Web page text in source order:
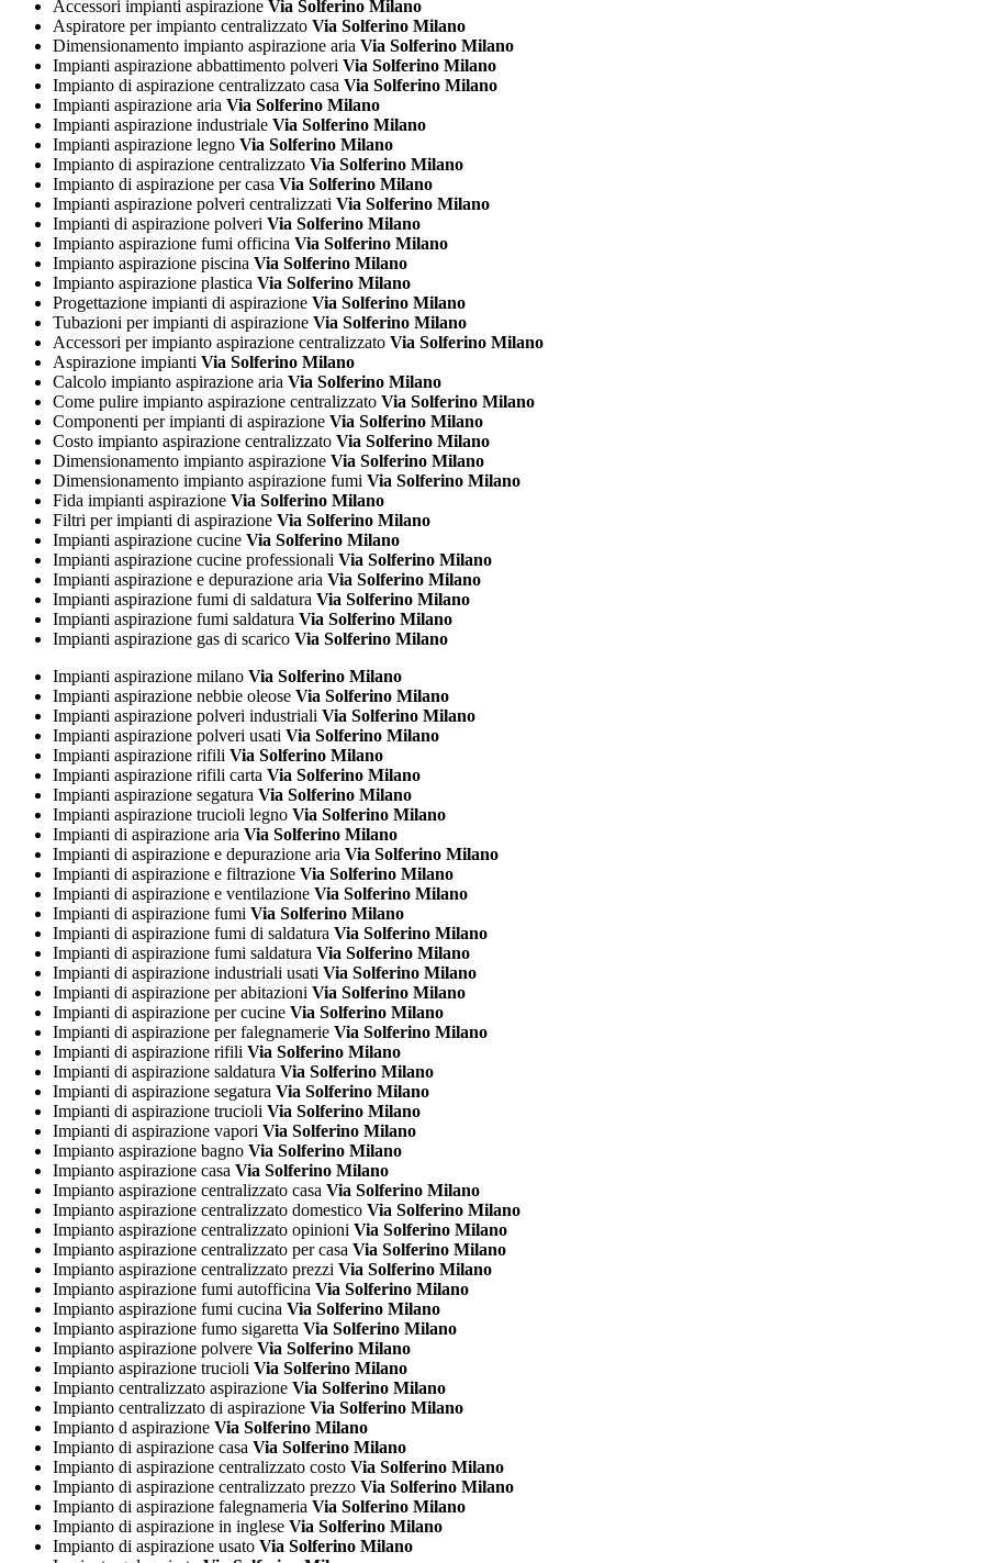
Accessori impianti aspirazione Via Solferino Milano
Aspiratore per impianto centralizzato Via Solferino Milano
Dimensionamento impianto aspirazione aria Via Solferino Milano
Impianti aspirazione abbattimento polveri Via Solferino Milano
Impianto di aspirazione centralizzato casa Via Solferino Milano
Impianti aspirazione aria Via Solferino Milano
Impianti aspirazione industriale Via Solferino Milano
Impianti aspirazione legno Via Solferino Milano
Impianto di aspirazione centralizzato Via Solferino Milano
Impianto di aspirazione per casa Via Solferino Milano
Impianti aspirazione polveri centralizzati Via Solferino Milano
Impianti di aspirazione polveri Via Solferino Milano
Impianto aspirazione fumi officina Via Solferino Milano
Impianto aspirazione piscina Via Solferino Milano
Impianto aspirazione plastica Via Solferino Milano
Progettazione impianti di aspirazione Via Solferino Milano
Tubazioni per impianti di aspirazione Via Solferino Milano
Accessori per impianto aspirazione centralizzato Via Solferino Milano
Aspirazione impianti Via Solferino Milano
Calcolo impianto aspirazione aria Via Solferino Milano
Come pulire impianto aspirazione centralizzato Via Solferino Milano
Componenti per impianti di aspirazione Via Solferino Milano
Costo impianto aspirazione centralizzato Via Solferino Milano
Dimensionamento impianto aspirazione Via Solferino Milano
Dimensionamento impianto aspirazione fumi Via Solferino Milano
Fida impianti aspirazione Via Solferino Milano
Filtri per impianti di aspirazione Via Solferino Milano
Impianti aspirazione cucine Via Solferino Milano
Impianti aspirazione cucine professionali Via Solferino Milano
Impianti aspirazione e depurazione aria Via Solferino Milano
Impianti aspirazione fumi di saldatura Via Solferino Milano
Impianti aspirazione fumi saldatura Via Solferino Milano
Impianti aspirazione gas di scarico Via Solferino Milano
Impianti aspirazione milano Via Solferino Milano
Impianti aspirazione nebbie oleose Via Solferino Milano
Impianti aspirazione polveri industriali Via Solferino Milano
Impianti aspirazione polveri usati Via Solferino Milano
Impianti aspirazione rifili Via Solferino Milano
Impianti aspirazione rifili carta Via Solferino Milano
Impianti aspirazione segatura Via Solferino Milano
Impianti aspirazione trucioli legno Via Solferino Milano
Impianti di aspirazione aria Via Solferino Milano
Impianti di aspirazione e depurazione aria Via Solferino Milano
Impianti di aspirazione e filtrazione Via Solferino Milano
Impianti di aspirazione e ventilazione Via Solferino Milano
Impianti di aspirazione fumi Via Solferino Milano
Impianti di aspirazione fumi di saldatura Via Solferino Milano
Impianti di aspirazione fumi saldatura Via Solferino Milano
Impianti di aspirazione industriali usati Via Solferino Milano
Impianti di aspirazione per abitazioni Via Solferino Milano
Impianti di aspirazione per cucine Via Solferino Milano
Impianti di aspirazione per falegnamerie Via Solferino Milano
Impianti di aspirazione rifili Via Solferino Milano
Impianti di aspirazione saldatura Via Solferino Milano
Impianti di aspirazione segatura Via Solferino Milano
Impianti di aspirazione trucioli Via Solferino Milano
Impianti di aspirazione vapori Via Solferino Milano
Impianto aspirazione bagno Via Solferino Milano
Impianto aspirazione casa Via Solferino Milano
Impianto aspirazione centralizzato casa Via Solferino Milano
Impianto aspirazione centralizzato domestico Via Solferino Milano
Impianto aspirazione centralizzato opinioni Via Solferino Milano
Impianto aspirazione centralizzato per casa Via Solferino Milano
Impianto aspirazione centralizzato prezzi Via Solferino Milano
Impianto aspirazione fumi autofficina Via Solferino Milano
Impianto aspirazione fumi cucina Via Solferino Milano
Impianto aspirazione fumo sigaretta Via Solferino Milano
Impianto aspirazione polvere Via Solferino Milano
Impianto aspirazione trucioli Via Solferino Milano
Impianto centralizzato aspirazione Via Solferino Milano
Impianto centralizzato di aspirazione Via Solferino Milano
Impianto d aspirazione Via Solferino Milano
Impianto di aspirazione casa Via Solferino Milano
Impianto di aspirazione centralizzato costo Via Solferino Milano
Impianto di aspirazione centralizzato prezzo Via Solferino Milano
Impianto di aspirazione falegnameria Via Solferino Milano
Impianto di aspirazione in inglese Via Solferino Milano
Impianto di aspirazione usato Via Solferino Milano